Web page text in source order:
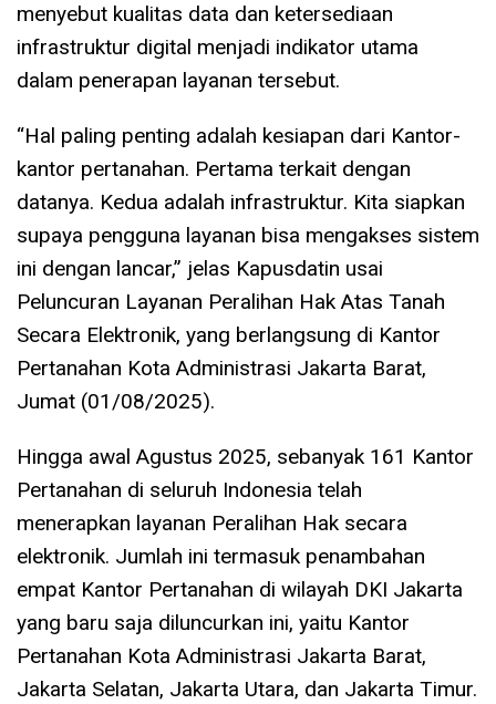
menyebut kualitas data dan ketersediaan
infrastruktur digital menjadi indikator utama
dalam penerapan layanan tersebut.
“Hal paling penting adalah kesiapan dari Kantor-
kantor pertanahan. Pertama terkait dengan
datanya. Kedua adalah infrastruktur. Kita siapkan
supaya pengguna layanan bisa mengakses sistem
ini dengan lancar,” jelas Kapusdatin usai
Peluncuran Layanan Peralihan Hak Atas Tanah
Secara Elektronik, yang berlangsung di Kantor
Pertanahan Kota Administrasi Jakarta Barat,
Jumat (01/08/2025).
Hingga awal Agustus 2025, sebanyak 161 Kantor
Pertanahan di seluruh Indonesia telah
menerapkan layanan Peralihan Hak secara
elektronik. Jumlah ini termasuk penambahan
empat Kantor Pertanahan di wilayah DKI Jakarta
yang baru saja diluncurkan ini, yaitu Kantor
Pertanahan Kota Administrasi Jakarta Barat,
Jakarta Selatan, Jakarta Utara, dan Jakarta Timur.